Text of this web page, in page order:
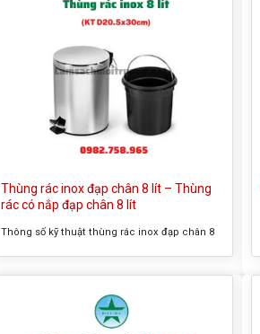
Thùng rác inox đạp chân 8 lít – Thùng
rác có nắp đạp chân 8 lít
Thông số kỹ thuật thùng rác inox đạp chân 8
Chất liệu : inox – Có giỏ nhựa PP đựng rác
bên trong Thông tin...